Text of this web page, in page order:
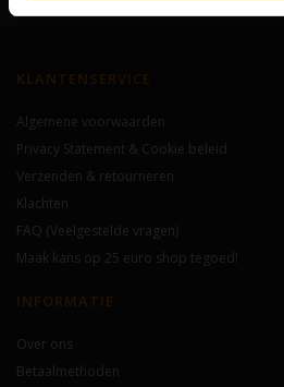
KLANTENSERVICE
Algemene voorwaarden
Privacy Statement & Cookie beleid
Verzenden & retourneren
Klachten
FAQ (Veelgestelde vragen)
Maak kans op 25 euro shop tegoed!
INFORMATIE
Over ons
Betaalmethoden